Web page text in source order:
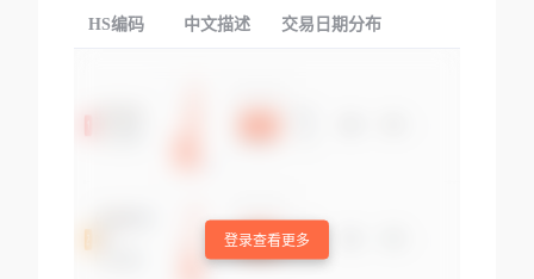
HS编码 中文描述 交易日期分布
登录查看更多